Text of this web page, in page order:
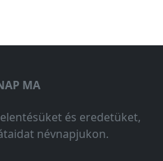
MA
és eredetüket,
névnapjukon.